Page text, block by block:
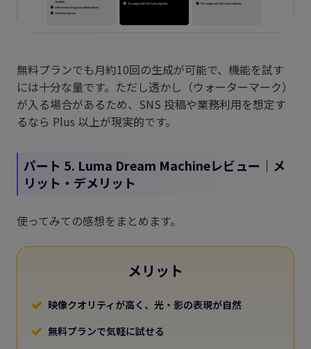
無料プランでも月約10回の生成が可能で、機能を試す
には十分な量です。ただし透かし（ウォーターマーク）
が入る場合があるため、SNS 投稿や業務利用を想定す
るなら Plus 以上が現実的です。
パート 5. Luma Dream Machineレビュー｜メ
リット・デメリット
使ってみての感想をまとめます。
メリット
映像クオリティが高く、光・影の表現が自然
無料プランで気軽に試せる